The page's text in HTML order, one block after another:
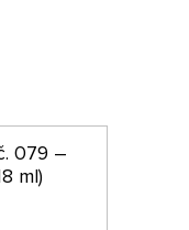
079 –
ml)